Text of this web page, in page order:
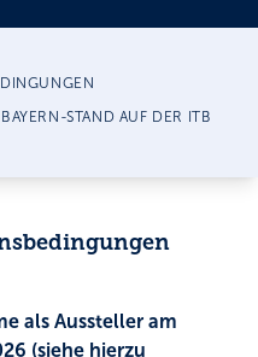
STAND AUF DER ITB
als Aussteller am
(siehe hierzu